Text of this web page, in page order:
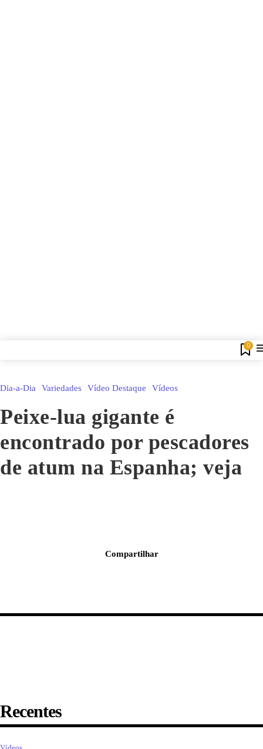
0
Dia-a-Dia Variedades Vídeo Destaque Vídeos
Peixe-lua gigante é
encontrado por pescadores
de atum na Espanha; veja
Compartilhar
Recentes